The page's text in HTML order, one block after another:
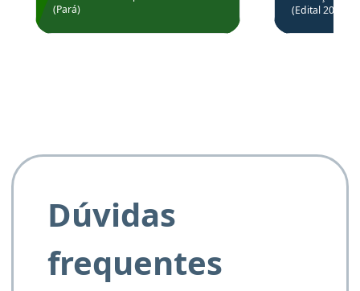
Prefeitura de Santarém.
(Pará)
de
(Edital
Dúvidas
frequentes